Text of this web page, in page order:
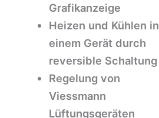
Grafikanzeige
Heizen und Kühlen in
einem Gerät durch
reversible Schaltung
Regelung von
Viessmann
Lüftungsgeräten